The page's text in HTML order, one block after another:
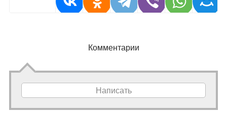
Комментарии
Написать